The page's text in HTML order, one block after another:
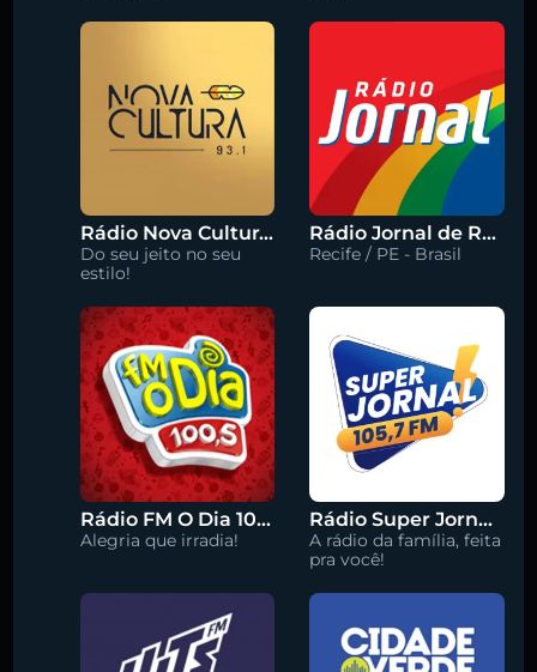
Rádio Nova Cultura 93.1 FM
Do seu jeito no seu
estilo!
Rádio Jornal de Recife 90.3 FM
Recife / PE - Brasil
Rádio FM O Dia 100.5
Alegria que irradia!
Rádio Super Jornal 105.7 FM
A rádio da família, feita
pra você!